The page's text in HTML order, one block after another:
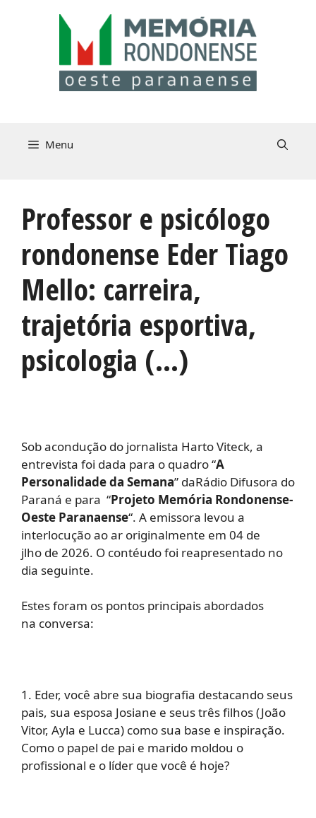
Menu
Professor e psicólogo
rondonense Eder Tiago
Mello: carreira,
trajetória esportiva,
psicologia (…)
Sob acondução do jornalista Harto Viteck, a
entrevista foi dada para o quadro “A
Personalidade da Semana” daRádio Difusora do
Paraná e para “Projeto Memória Rondonense-
Oeste Paranaense“. A emissora levou a
interlocução ao ar originalmente em 04 de
jlho de 2026. O contéudo foi reapresentado no
dia seguinte.
Estes foram os pontos principais abordados
na conversa:
1. Eder, você abre sua biografia destacando seus
pais, sua esposa Josiane e seus três filhos (João
Vitor, Ayla e Lucca) como sua base e inspiração.
Como o papel de pai e marido moldou o
profissional e o líder que você é hoje?